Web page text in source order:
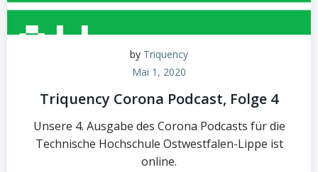
by Triquency
Mai 1, 2020
Triquency Corona Podcast, Folge 4
Unsere 4. Ausgabe des Corona Podcasts für die
Technische Hochschule Ostwestfalen-Lippe ist
online.